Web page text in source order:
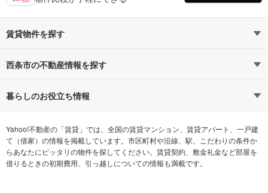
賃貸物件を探す
路線・駅から探す
通勤時間から探す
不動産会社から探す 希望の条件から探す
テーマから探す ランキングから探す
西条市の不動産情報を探す
不動産・住宅
新築マンション 中古マンション
新築一戸建て 中古一戸建て
暮らしのお役立ち情報
マンションカタログ 教えて！住まいの先生
Yahoo!不動産の「賃貸」では、全国の賃貸マンション、賃貸アパート、一戸建
て（借家）の情報を掲載しています。市区町村や沿線、駅、こだわりの条件か
らあなたにピッタリの物件を探してください。賃貸契約、敷金礼金など部屋を
借りるときの初期費用、引っ越しについての情報も満載です。